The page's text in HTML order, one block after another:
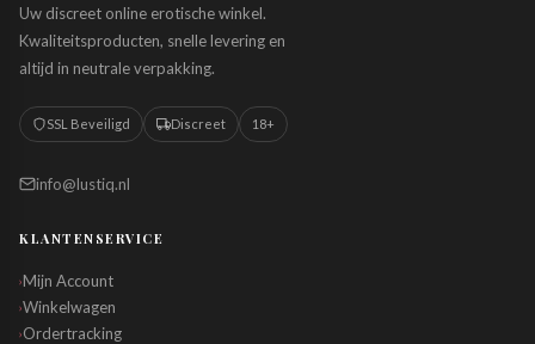
Uw discreet online erotische winkel.
Kwaliteitsproducten, snelle levering en
altijd in neutrale verpakking.
SSL Beveiligd Discreet 18+
info@lustiq.nl
KLANTENSERVICE
›Mijn Account
›Winkelwagen
›Ordertracking